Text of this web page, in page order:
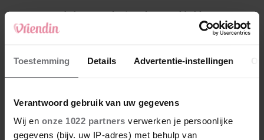
Toestemming Details Advertentie-instellingen
Verantwoord gebruik van uw gegevens
Wij en onze 1022 partners verwerken je persoonlijke
gegevens (bijv. uw IP-adres) met behulp van
4 Makelaar Mandy: ‘Vrijdagavond belde Bart.
Hij sprak eng kalm’
5 Makelaar Mandy: ‘Judith typt… En deze keer
durf ik bijna niet te lezen wat er komt’
Nieuw